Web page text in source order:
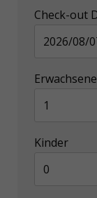
Check-out
Erwachsene
Kinder